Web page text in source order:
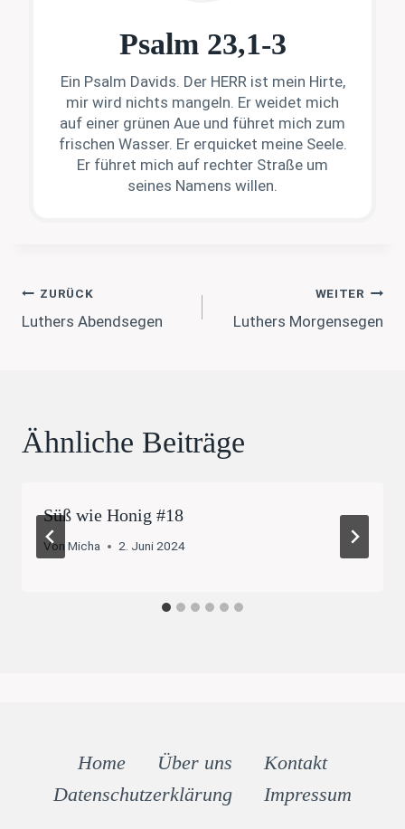
Psalm 23,1-3
Ein Psalm Davids. Der HERR ist mein Hirte,
mir wird nichts mangeln. Er weidet mich
auf einer grünen Aue und führet mich zum
frischen Wasser. Er erquicket meine Seele.
Er führet mich auf rechter Straße um
seines Namens willen.
Beitragsnavigation
ZURÜCK
Luthers Abendsegen
WEITER
Luthers Morgensegen
Ähnliche Beiträge
Süß wie Honig #18
Von Micha 2. Juni 2024
Home Über uns
Kontakt
Datenschutz­erklärung
Impressum